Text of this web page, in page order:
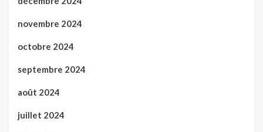
novembre 2024
octobre 2024
septembre 2024
août 2024
juillet 2024